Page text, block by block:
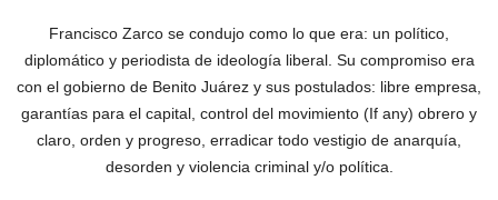
Francisco Zarco se condujo como lo que era: un político,
diplomático y periodista de ideología liberal. Su compromiso era
con el gobierno de Benito Juárez y sus postulados: libre empresa,
garantías para el capital, control del movimiento (If any) obrero y
claro, orden y progreso, erradicar todo vestigio de anarquía,
desorden y violencia criminal y/o política.